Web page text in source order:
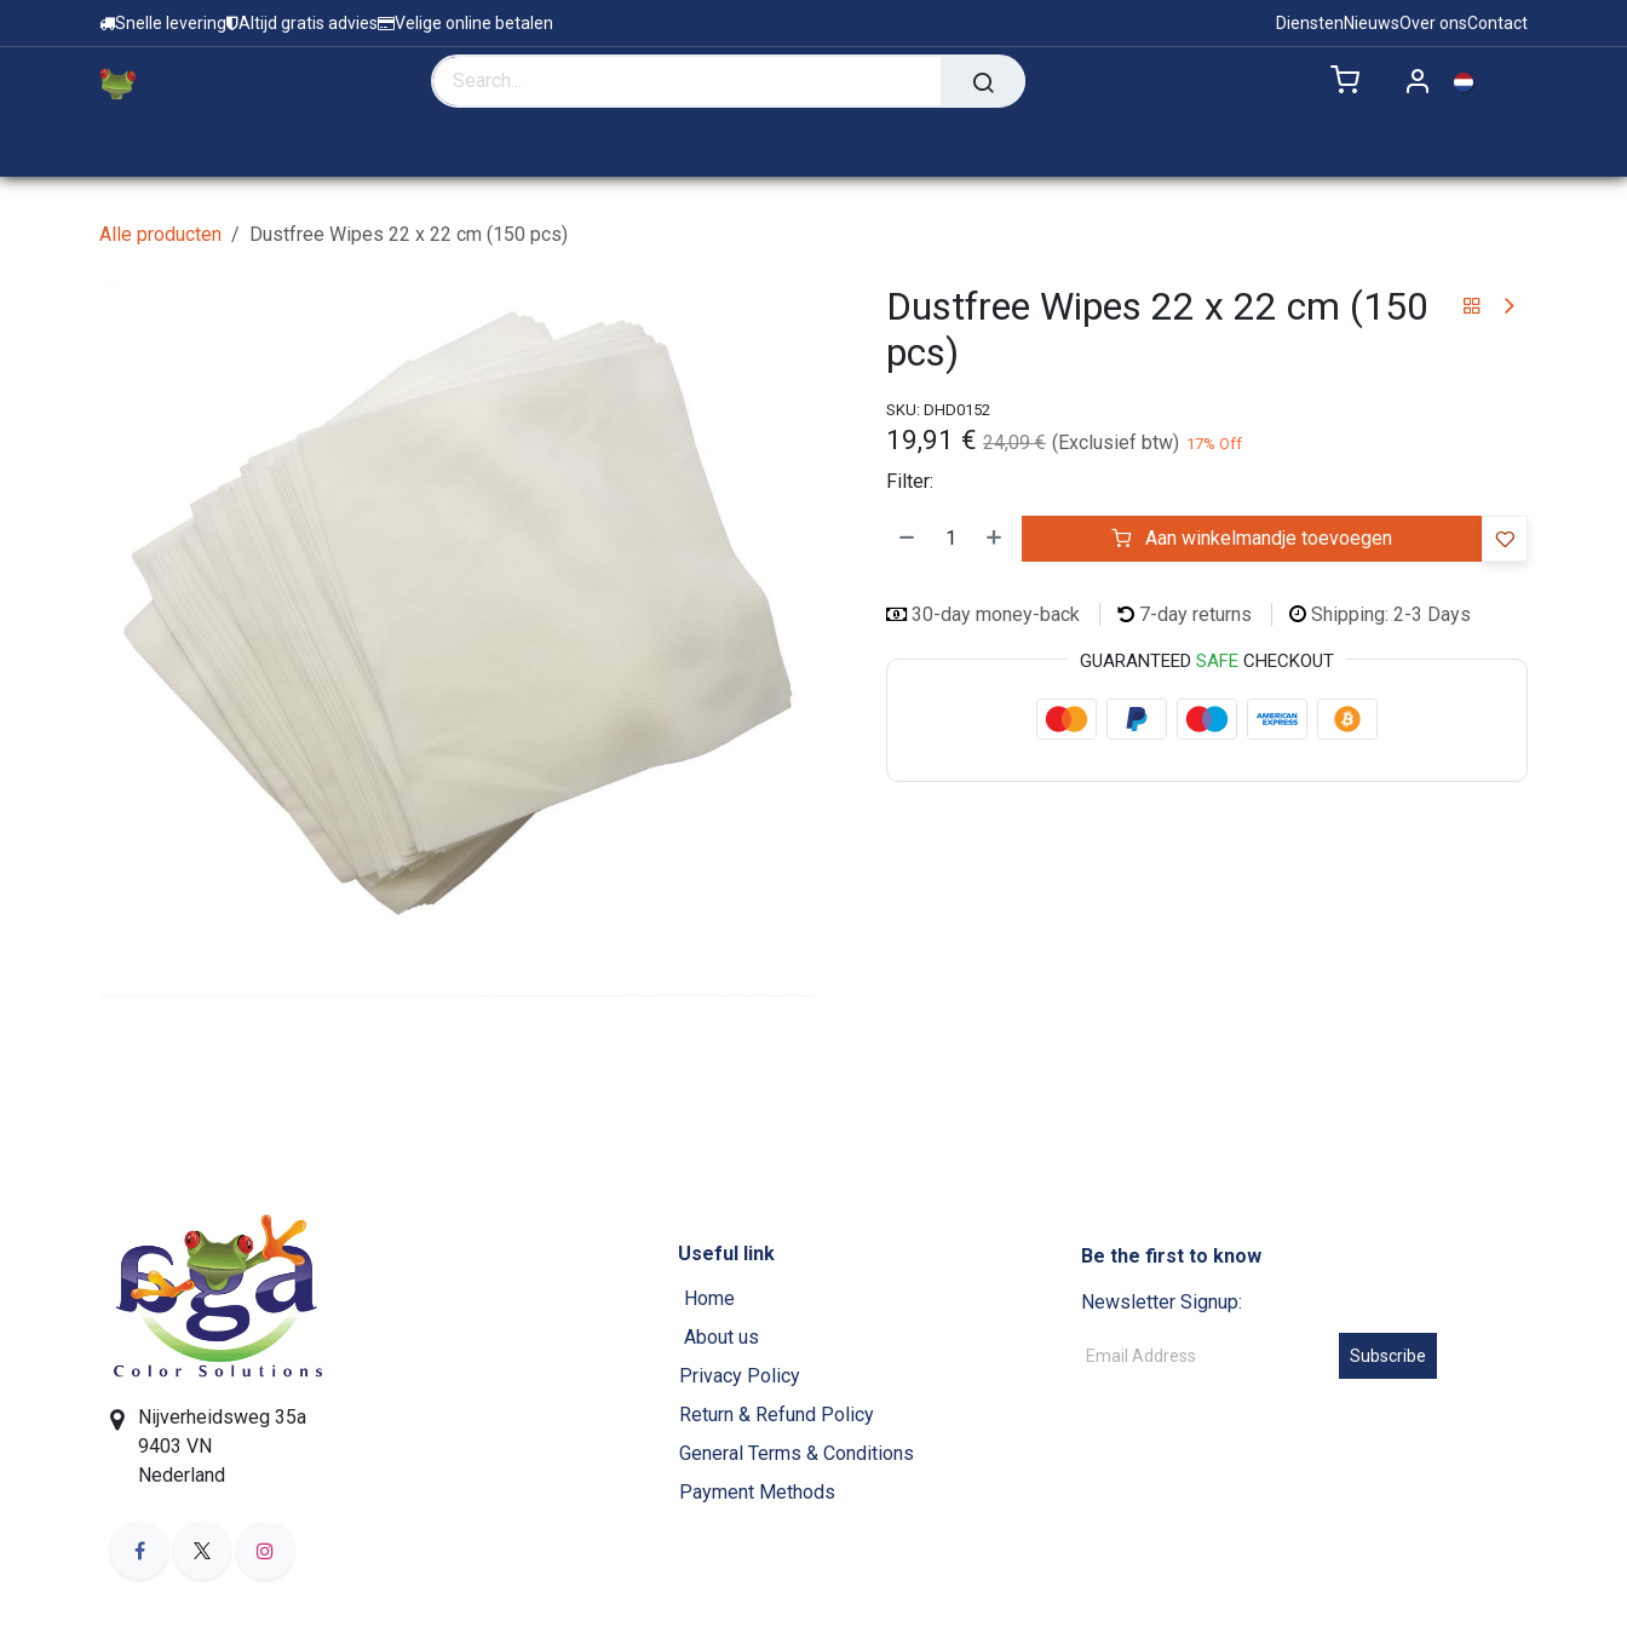
Overslaan naar inhoudSnelle levering Altijd gratis advies Velige online betalen DienstenNieuwsOver onsContact
Alle producten Dustfree Wipes 22 x 22 cm (150 pcs)
Dustfree Wipes 22 x 22 cm (150
pcs)
SKU: DHD0152
19,91 € 24,09€ (Exclusief btw) 17% Off
Filter:
Aan winkelmandje toevoegen
30-day money-back 7-day returns Shipping: 2-3 Days
GUARANTEED SAFECHECKOUT
Nijverheidsweg 35a
9403 VN
Nederland
Useful link
Home
About us
Privacy Policy
Return & Refund Policy
General Terms & Conditions
Payment Methods
Be the first to know
Newsletter Signup:
Subscribe